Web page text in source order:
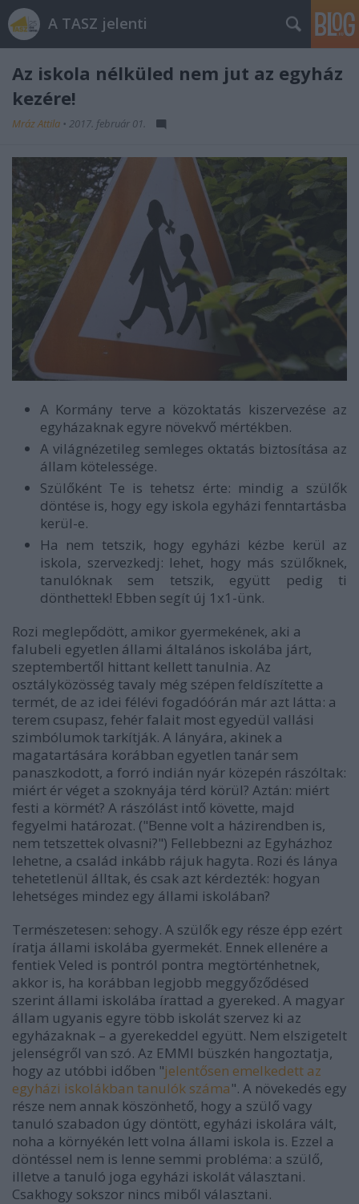
A TASZ jelenti
Az iskola nélküled nem jut az egyház
kezére!
Mráz Attila • 2017. február 01.
A Kormány terve a közoktatás kiszervezése az
egyházaknak egyre növekvő mértékben.
A világnézetileg semleges oktatás biztosítása az
állam kötelessége.
Szülőként Te is tehetsz érte: mindig a szülők
döntése is, hogy egy iskola egyházi fenntartásba
kerül-e.
Ha nem tetszik, hogy egyházi kézbe kerül az
iskola, szervezkedj: lehet, hogy más szülőknek,
tanulóknak sem tetszik, együtt pedig ti
dönthettek! Ebben segít új 1x1-ünk.
Rozi meglepődött, amikor gyermekének, aki a
falubeli egyetlen állami általános iskolába járt,
szeptembertől hittant kellett tanulnia. Az
osztályközösség tavaly még szépen feldíszítette a
termét, de az idei félévi fogadóórán már azt látta: a
terem csupasz, fehér falait most egyedül vallási
szimbólumok tarkítják. A lányára, akinek a
magatartására korábban egyetlen tanár sem
panaszkodott, a forró indián nyár közepén rászóltak:
miért ér véget a szoknyája térd körül? Aztán: miért
festi a körmét? A rászólást intő követte, majd
fegyelmi határozat. ("Benne volt a házirendben is,
nem tetszettek olvasni?") Fellebbezni az Egyházhoz
lehetne, a család inkább rájuk hagyta. Rozi és lánya
tehetetlenül álltak, és csak azt kérdezték: hogyan
lehetséges mindez egy állami iskolában?
Természetesen: sehogy. A szülők egy része épp ezért
íratja állami iskolába gyermekét. Ennek ellenére a
fentiek Veled is pontról pontra megtörténhetnek,
akkor is, ha korábban legjobb meggyőződésed
szerint állami iskolába írattad a gyereked. A magyar
állam ugyanis egyre több iskolát szervez ki az
egyházaknak – a gyerekeddel együtt. Nem elszigetelt
jelenségről van szó. Az EMMI büszkén hangoztatja,
hogy az utóbbi időben "jelentősen emelkedett az
egyházi iskolákban tanulók száma". A növekedés egy
része nem annak köszönhető, hogy a szülő vagy
tanuló szabadon úgy döntött, egyházi iskolára vált,
noha a környékén lett volna állami iskola is. Ezzel a
döntéssel nem is lenne semmi probléma: a szülő,
illetve a tanuló joga egyházi iskolátválasztani.
Csakhogy sokszor nincs miből választani.